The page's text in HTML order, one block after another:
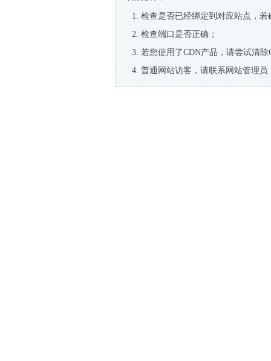
检查是否已经绑定到对应站点，
检查端口是否正确；
若您使用了CDN产品，请尝试清除
普通网站访客，请联系网站管理员